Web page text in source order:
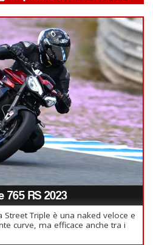
RS 2023
Street Triple è una naked veloce e
curve, ma efficace anche tra i